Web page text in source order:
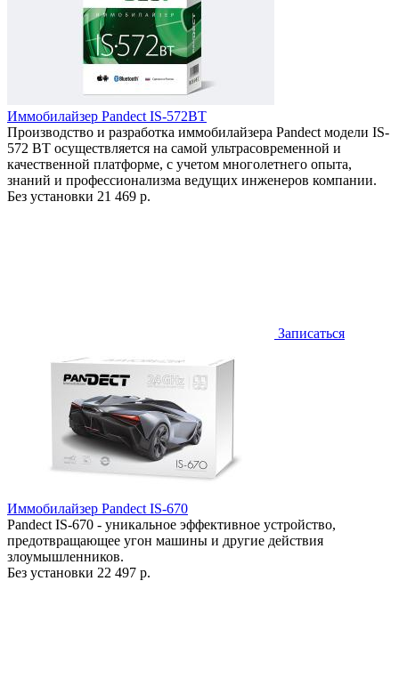
Иммобилайзер Pandect IS-572BT
Производство и разработка иммобилайзера Pandect модели IS-
572 BT осуществляется на самой ультрасовременной и
качественной платформе, с учетом многолетнего опыта,
знаний и профессионализма ведущих инженеров компании.
Без установки 21 469 р.
Записаться
Иммобилайзер Pandect IS-670
Pandect IS-670 - уникальное эффективное устройство,
предотвращающее угон машины и другие действия
злоумышленников.
Без установки 22 497 р.